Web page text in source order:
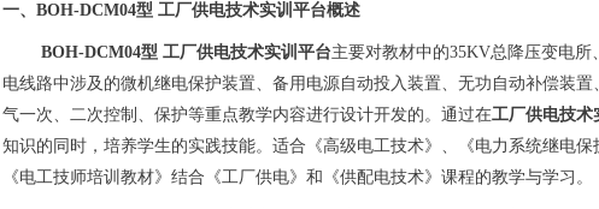
一、 BOH-DCM04型 工厂供电技术实训平台概述
BOH-DCM04型 工厂供电技术实训平台主要对教材中的35KV总降压变电
电线路中涉及的微机继电保护装置、备用电源自动投入装置、无功自动补偿装
气一次、二次控制、保护等重点教学内容进行设计开发的。通过在工厂供电技术
知识的同时，培养学生的实践技能。适合《高级电工技术》、《电力系统继电保
《电工技师培训教材》结合《工厂供电》和《供配电技术》课程的教学与学习。